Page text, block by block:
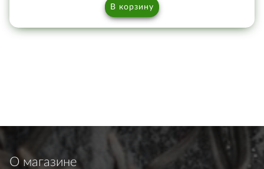
В корзину
О магазине